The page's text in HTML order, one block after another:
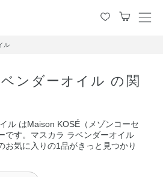
メ
ル
ンダーオイル の関
ル はMaison KOSÉ（メゾンコーセ
です。マスカラ ラベンダーオイル
お気に入りの1品がきっと見つかり